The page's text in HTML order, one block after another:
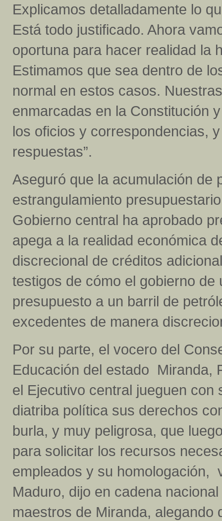
Explicamos detalladamente lo
Está todo justificado. Ahora
oportuna para hacer realidad la
Estimamos que sea dentro de
normal en estos casos.
enmarcadas en la Constitución
los oficios y correspondencias,
respuestas”.
Aseguró que la acumulación de
estrangulamiento
Gobierno central ha aprobado
apega a la realidad económica
discrecional de créditos
testigos de cómo el gobierno
presupuesto a un barril de
excedentes de manera
Por su parte, el vocero del
Educación del estado Miranda,
el Ejecutivo central jueguen
diatriba política sus derechos
burla, y muy peligrosa, que
para solicitar los recursos
empleados y su homologación,
Maduro, dijo en cadena
maestros de Miranda,